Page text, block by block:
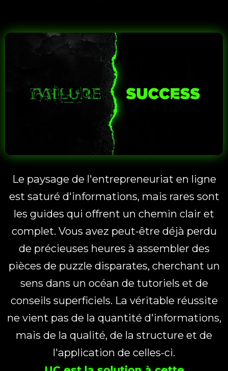
Le paysage de l'entrepreneuriat en ligne
est saturé d'informations, mais rares sont
les guides qui offrent un chemin clair et
complet. Vous avez peut-être déjà perdu
de précieuses heures à assembler des
pièces de puzzle disparates, cherchant un
sens dans un océan de tutoriels et de
conseils superficiels. La véritable réussite
ne vient pas de la quantité d'informations,
mais de la qualité, de la structure et de
l'application de celles-ci.